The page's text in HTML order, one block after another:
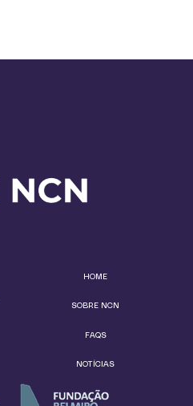
HOME
SOBRE NCN
FAQS
NOTÍCIAS